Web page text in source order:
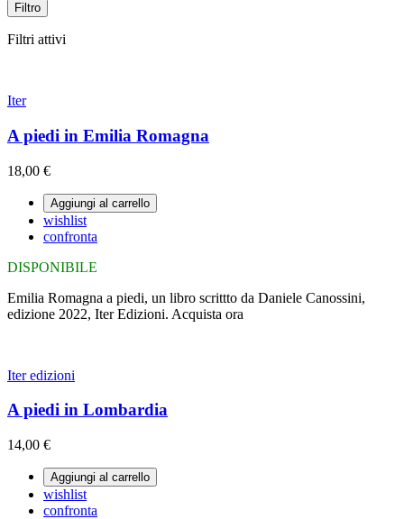
Filtro
Filtri attivi
Iter
A piedi in Emilia Romagna
18,00 €
Aggiungi al carrello
wishlist
confronta
DISPONIBILE
Emilia Romagna a piedi, un libro scrittto da Daniele Canossini,
edizione 2022, Iter Edizioni. Acquista ora
Iter edizioni
A piedi in Lombardia
14,00 €
Aggiungi al carrello
wishlist
confronta